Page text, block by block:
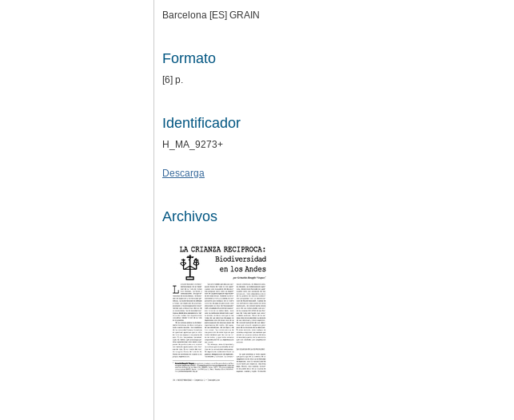
Barcelona [ES] GRAIN
Formato
[6] p.
Identificador
H_MA_9273+
Descarga
Archivos